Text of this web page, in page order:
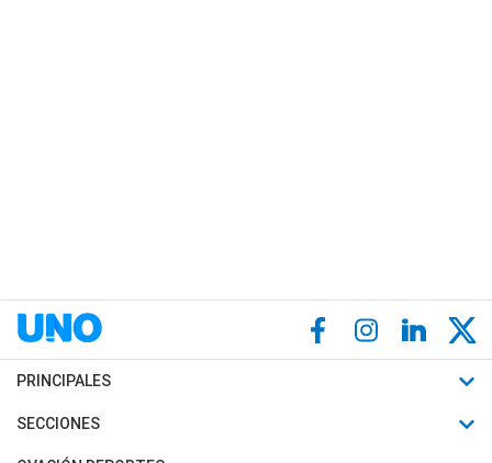
PRINCIPALES
Últimas Noticias
Política
SECCIONES